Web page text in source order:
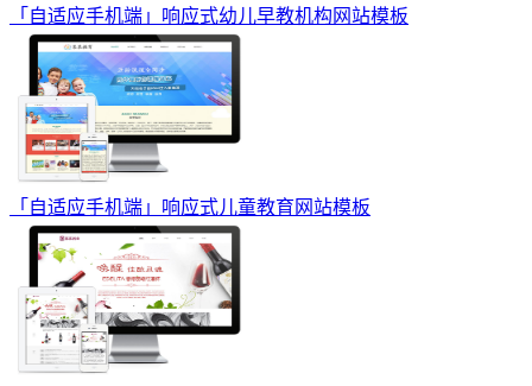
「自适应手机端」响应式幼儿早教机构网站模板
「自适应手机端」响应式儿童教育网站模板